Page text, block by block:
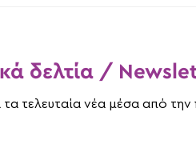
δελτία /
τα τελευταία νέα μέσα από